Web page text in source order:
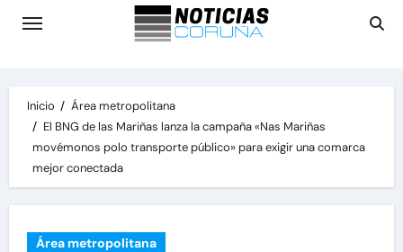
Inicio
Área metropolitana
El BNG de las Mariñas lanza la campaña «Nas Mariñas
movémonos polo transporte público» para exigir una comarca
mejor conectada
Área metropolitana